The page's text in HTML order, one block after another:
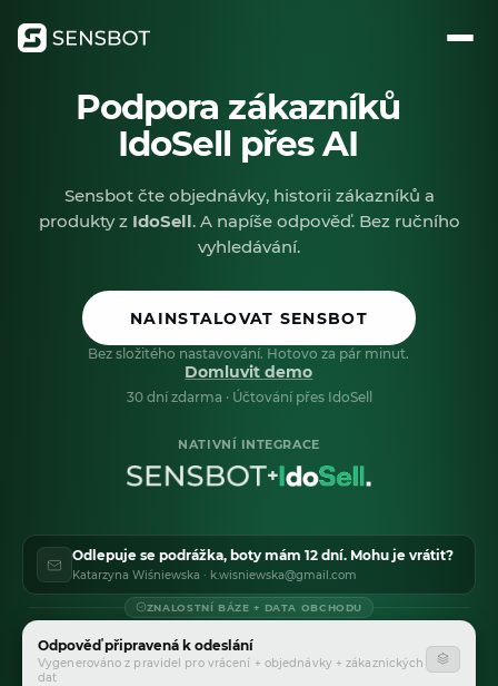
Podpora zákazníků
IdoSell přes AI
Sensbot čte objednávky, historii zákazníků a
produkty z IdoSell. A napíše odpověď. Bez ručního
vyhledávání.
NAINSTALOVAT SENSBOT
Bez složitého nastavování. Hotovo za pár minut.
Domluvit demo
30 dní zdarma · Účtování přes IdoSell
NATIVNÍ INTEGRACE
+
Odlepuje se podrážka, boty mám 12 dní. Mohu je vrátit?
Katarzyna Wiśniewska · k.wisniewska@gmail.com
ZNALOSTNÍ BÁZE + DATA OBCHODU
Odpověď připravená k odeslání
Vygenerováno z pravidel pro vrácení + objednávky + zákaznických
dat